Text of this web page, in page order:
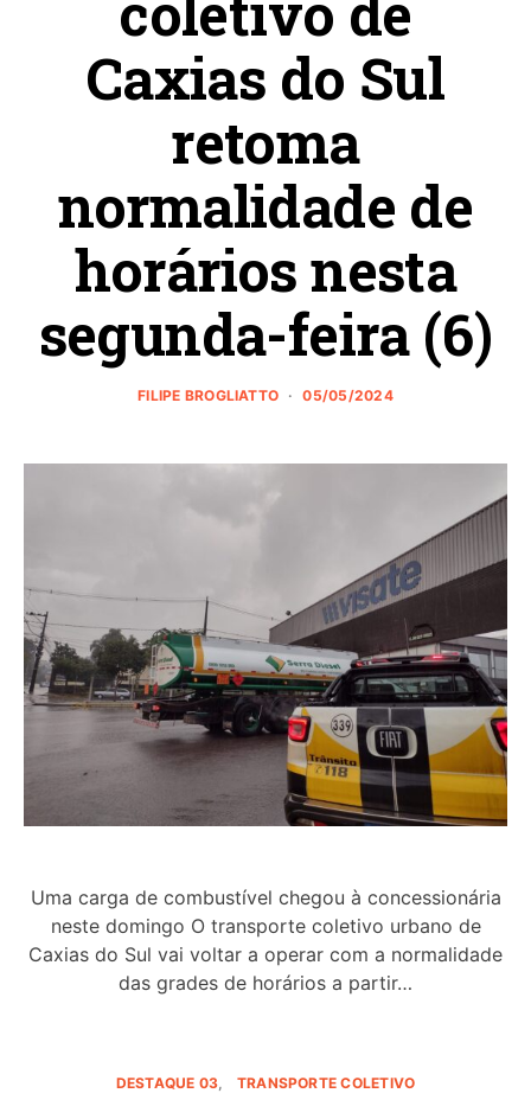
Caxias do Sul
retoma
normalidade de
horários nesta
segunda-feira (6)
FILIPE BROGLIATTO 05/05/2024
Uma carga de combustível chegou à concessionária
neste domingo O transporte coletivo urbano de
Caxias do Sul vai voltar a operar com a normalidade
das grades de horários a partir…
DESTAQUE 03 TRANSPORTE COLETIVO